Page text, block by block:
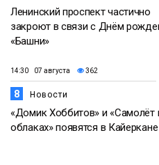
Ленинский проспект частично
закроют в связи с Днём
«Башни»
14:30 07 августа 362
8 Новости
«Домик Хоббитов» и «Самолёт
облаках» появятся в Кайеркане